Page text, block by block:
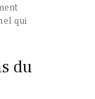
qui
du